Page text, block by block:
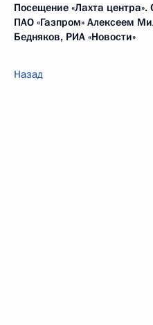
Посещение «Лахта
ПАО «Газпром» Алексеем
Бедняков, РИА «Новости»
Назад